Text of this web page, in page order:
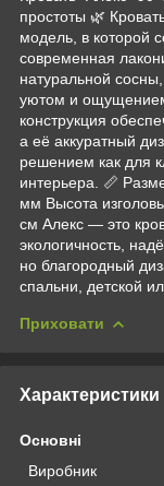
простоты 🌿
модель, в которой
современная
натуральной
уютом и
конструкция
а её аккуратный
решением как для
интерьера. 📏
мм Высота
см Алекс — это
экологичность,
но благородный
спальни, детской
Приховати
Характеристики
Основні
Виробник